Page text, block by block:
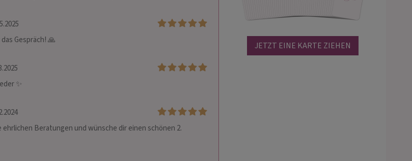
Gespräch! 🙏
✨
ehrlichen Beratungen und wünsche dir einen schönen 2.
JETZT EINE KARTE ZIEHEN